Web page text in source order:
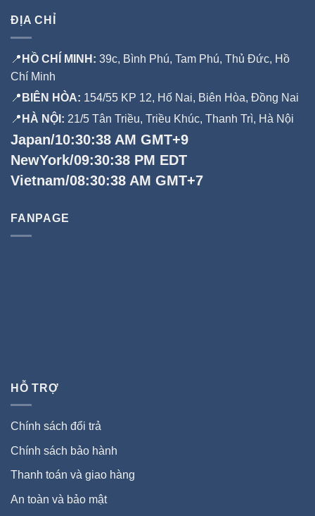
ĐỊA CHỈ
📍 HỒ CHÍ MINH: 39c, Bình Phú, Tam Phú, Thủ Đức, Hồ
Chí Minh
📍 BIÊN HÒA: 154/55 KP 12, Hố Nai, Biên Hòa, Đồng Nai
📍 HÀ NỘI: 21/5 Tân Triều, Triều Khúc, Thanh Trì, Hà Nội
Japan/10:30:39 AM GMT+9
NewYork/09:30:39 PM EDT
Vietnam/08:30:39 AM GMT+7
FANPAGE
HỖ TRỢ
Chính sách đổi trả
Chính sách bảo hành
Thanh toán và giao hàng
An toàn và bảo mật